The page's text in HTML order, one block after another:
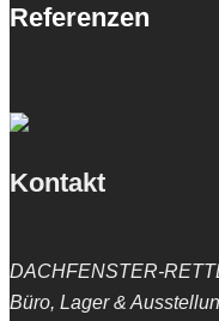
Referenzen
Kontakt
DACHFENSTER-
Büro, Lager &